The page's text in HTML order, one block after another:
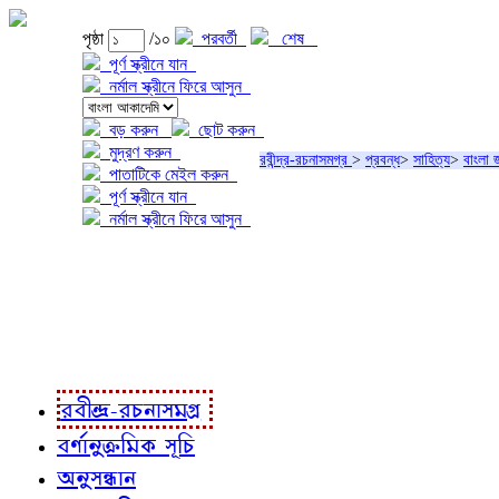
পৃষ্ঠা /১০ পরবর্তী
শেষ
পূর্ণ স্ক্রীনে যান
নর্মাল স্ক্রীনে ফিরে আসুন
বড় করুন
ছোট করুন
মুদ্রণ করুন
পাতাটিকে মেইল করুন
পূর্ণ স্ক্রীনে যান
নর্মাল স্ক্রীনে ফিরে আসুন
রবীন্দ্র-রচনাসমগ্র > প্রবন্ধ> সাহিত্য> বাংলা
রবীন্দ্র-রচনাসমগ্র
বর্ণানুক্রমিক সূচি
অনুসন্ধান